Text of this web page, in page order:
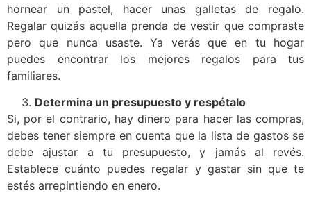
hornear un pastel, hacer unas galletas de regalo.
Regalar quizás aquella prenda de vestir que compraste
pero que nunca usaste. Ya verás que en tu hogar
puedes encontrar los mejores regalos para tus
familiares.
Determina un presupuesto y respétalo
Si, por el contrario, hay dinero para hacer las compras,
debes tener siempre en cuenta que la lista de gastos se
debe ajustar a tu presupuesto, y jamás al revés.
Establece cuánto puedes regalar y gastar sin que te
estés arrepintiendo en enero.